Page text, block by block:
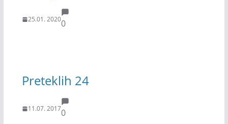
25.01. 20200
Preteklih 24
11.07. 20170